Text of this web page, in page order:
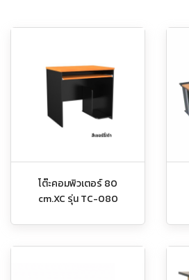
โต๊ะคอมพิวเตอร์ 80
cm.XC รุ่น TC-080